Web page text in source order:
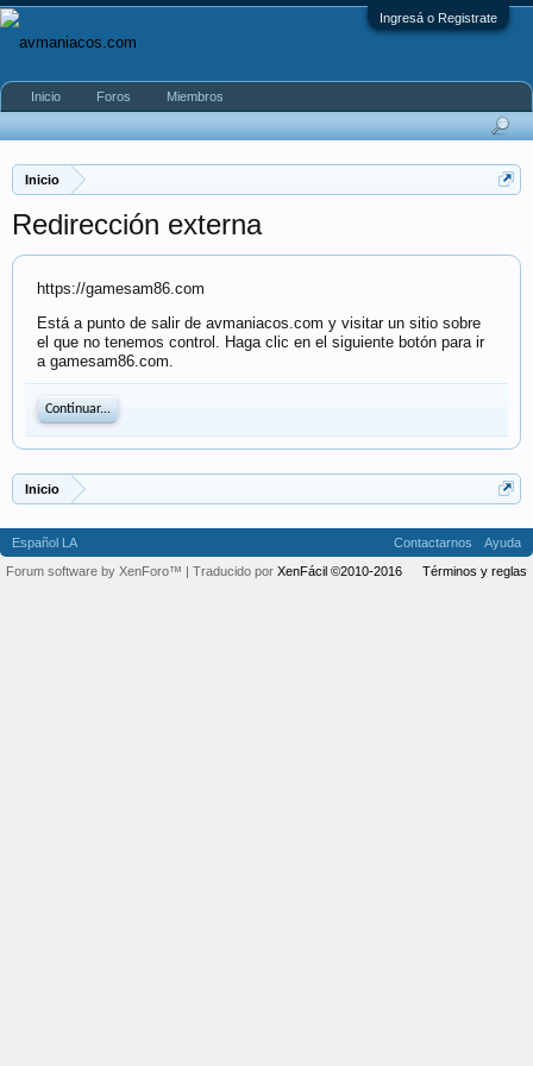
Ingresá o Registrate
Inicio
Redirección externa
https://gamesam86.com
Está a punto de salir de avmaniacos.com y visitar un sitio sobre
el que no tenemos control. Haga clic en el siguiente botón para ir
a gamesam86.com.
Continuar...
Inicio
Inicio Foros Miembros
Español LA Contactarnos
Ayuda
Términos y reglas
Forum software by XenForo™ | Traducido por XenFácil ©2010-2016